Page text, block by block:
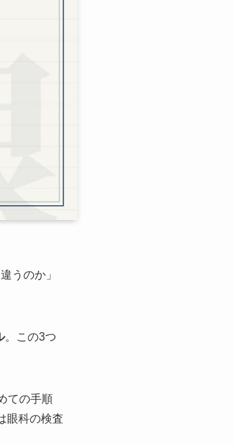
うのか」
。この3つ
ての手順
眼科の検査